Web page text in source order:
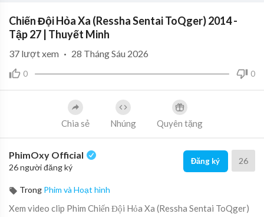
Chiến Đội Hỏa Xa (Ressha Sentai ToQger) 2014 -
Tập 27 | Thuyết Minh
0 0
37 lượt xem · 28 Tháng Sáu 2026
Chia sẻ Nhúng Quyên tặng
PhimOxy Official
26 người đăng ký
Đăng ký 26
Trong Phim và Hoạt hình
Xem video clip Phim Chiến Đội Hỏa Xa (Ressha Sentai ToQger)